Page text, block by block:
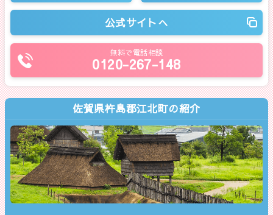
公式サイトへ
無料で電話相談
0120-267-148
佐賀県杵島郡江北町の紹介